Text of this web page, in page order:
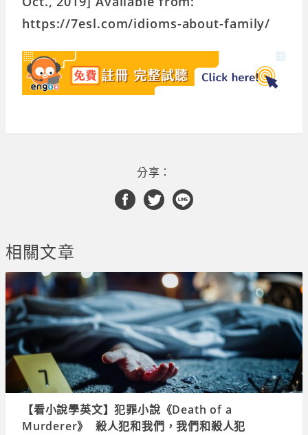
https://7esl.com/idioms-about-family/
分享：
相關文章
【看小說學英文】犯罪小說《Death of a
Murderer》 殺人犯和我們，我們和殺人犯